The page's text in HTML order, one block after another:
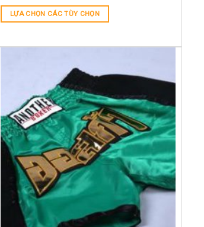
LỰA CHỌN CÁC TÙY CHỌN
Yêu